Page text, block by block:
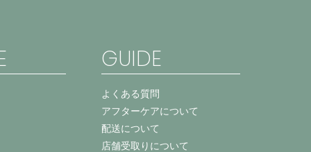
GUIDE
よくある質問
アフターケアについて
配送について
店舗受取りについて